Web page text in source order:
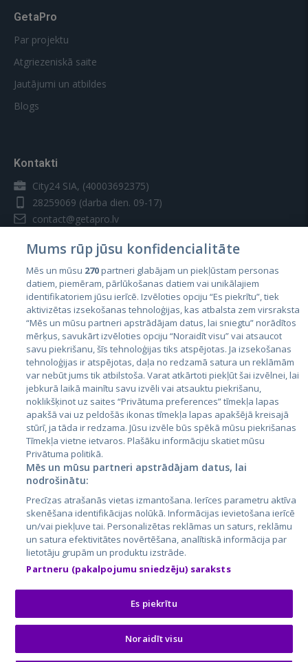
GetaPro
Par projektu
Atgriezeniskā saite
Jautājumi un atbildes
Blogs
Kontakti
City24 SIA, (40003692375)
28259069 (darba dien. 09-17)
contact@getapro.lv
Valstis
Igaunija
Latvija
Lietuva
City24.lv
City24.ee
GetaPro.lv
GetaPro.ee
Skelbiu.lt
Autoplius.lt
Aruodas.lt
CVbankas.lt
Kainos.lt
Paslaugos.lt
auto24.ee
Osta.ee
KuldneBörs.ee
© 2026 GetaPro. Visas tiesības aizsargātas.
Mums rūp jūsu konfidencialitāte
Mēs un mūsu 270partneri glabājam un piekļūstam personas
datiem, piemēram, pārlūkošanas datiem vai unikālajiem
identifikatoriem jūsu ierīcē. Izvēloties opciju “Es piekrītu”, tiek
aktivizētas izsekošanas tehnoloģijas, kas atbalsta zem virsraksta
“Mēs un mūsu partneri apstrādājam datus, lai sniegtu” norādītos
mērķus, savukārt izvēloties opciju “Noraidīt visu” vai atsaucot
savu piekrišanu, šīs tehnoloģijas tiks atspējotas. Ja izsekošanas
tehnoloģijas ir atspējotas, daļa no redzamā satura un reklāmām
var nebūt jums tik atbilstoša. Varat atkārtoti piekļūt šai izvēlnei, lai
jebkurā laikā mainītu savu izvēli vai atsauktu piekrišanu,
noklikšķinot uz saites “Privātuma preferences” tīmekļa lapas
apakšā vai uz peldošās ikonas tīmekļa lapas apakšējā kreisajā
stūrī, ja tāda ir redzama. Jūsu izvēle būs spēkā mūsu piekrišanas
Tīmekļa vietne ietvaros. Plašāku informāciju skatiet mūsu
Privātuma politikā.
Mēs un mūsu partneri apstrādājam datus, lai
nodrošinātu:
Precīzas atrašanās vietas izmantošana. Ierīces parametru aktīva
skenēšana identifikācijas nolūkā. Informācijas ievietošana ierīcē
un/vai piekļuve tai. Personalizētas reklāmas un saturs, reklāmu
un satura efektivitātes novērtēšana, analītiskā informācija par
lietotāju grupām un produktu izstrāde.
Partneru (pakalpojumu sniedzēju) saraksts
Es piekrītu
Noraidīt visu